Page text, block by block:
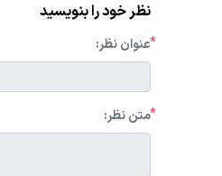
نظر خود را بنویسید
عنوان نظر:*
متن نظر:*